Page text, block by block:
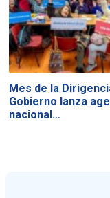
Mes de la
Gobierno lanza
nacional…